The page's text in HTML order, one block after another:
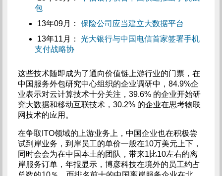
包
13年09月： 保险公司应当建立大数据平台
13年11月： 光大银行与中国电信首家签署手机
支付战略协
这些技术随即成为了通向价值链上游行业的门票，在
中国服务外包研究中心组织的企业调研中，84.9%企
业表示对云计算技术十分关注，39.6% 的企业开始研
究大数据和移动互联技术，30.2% 的企业在思考物联
网技术的应用。
在争取ITO领域的上游业务上，中国企业也在积极尝
试到岸业务，到岸员工的单价一般在10万美元上下，
同时会会为在中国本土的团队，带来1比10左右的离
岸服务订单，年报显示，博彦科技在境外的员工约占